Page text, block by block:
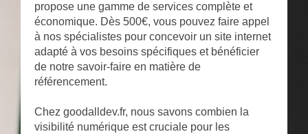
propose une gamme de services complète et
économique. Dès 500€, vous pouvez faire appel
à nos spécialistes pour concevoir un site internet
adapté à vos besoins spécifiques et bénéficier
de notre savoir-faire en matière de
référencement.
Chez goodalldev.fr, nous savons combien la
visibilité numérique est cruciale pour les